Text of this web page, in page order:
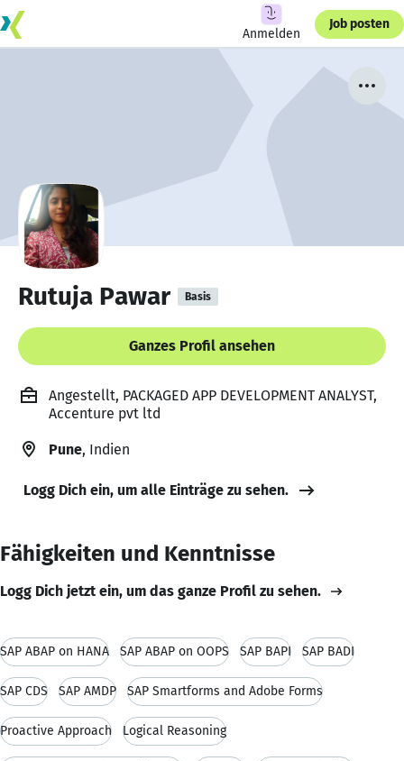
Anmelden
Job posten
Rutuja Pawar Basis
Ganzes Profil ansehen
Angestellt, PACKAGED APP DEVELOPMENT ANALYST,
Accenture pvt ltd
Pune, Indien
Logg Dich ein, um alle Einträge zu sehen.
Fähigkeiten und Kenntnisse
Logg Dich jetzt ein, um das ganze Profil zu sehen.
SAP ABAP on HANA SAP ABAP on OOPS SAP BAPI SAP BADI
SAP CDS SAP AMDP SAP Smartforms and Adobe Forms
Proactive Approach Logical Reasoning